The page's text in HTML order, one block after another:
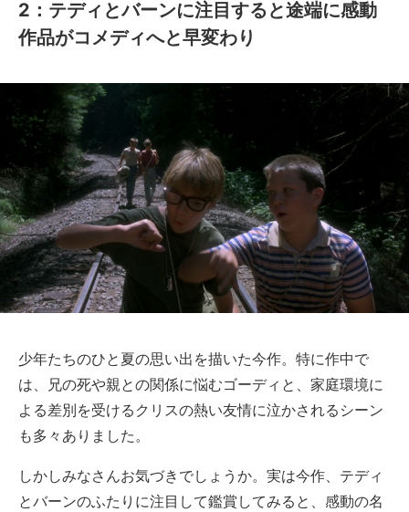
2：テディとバーンに注目すると途端に感動
作品がコメディへと早変わり
少年たちのひと夏の思い出を描いた今作。特に作中で
は、兄の死や親との関係に悩むゴーディと、家庭環境に
よる差別を受けるクリスの熱い友情に泣かされるシーン
も多々ありました。
しかしみなさんお気づきでしょうか。実は今作、テディ
とバーンのふたりに注目して鑑賞してみると、感動の名